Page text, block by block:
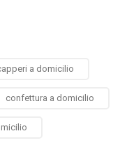
a domicilio
confettura a domicilio